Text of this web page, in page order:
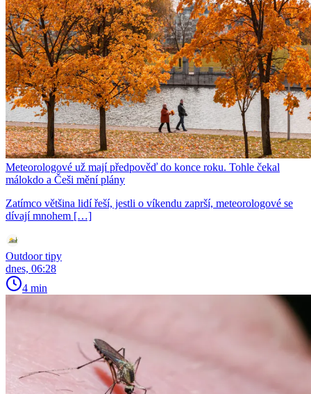
Meteorologové už mají předpověď do konce roku. Tohle čekal
málokdo a Češi mění plány
Zatímco většina lidí řeší, jestli o víkendu zaprší, meteorologové se
dívají mnohem […]
Outdoor tipy
dnes, 06:28
4 min